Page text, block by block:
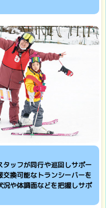
ッフが同行や巡回しサポー
換可能なトランシーバーを
や体調面などを把握しサポ